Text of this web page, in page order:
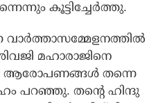
കൂട്ടിച്ചേർത്തു.
വാർത്താസമ്മേളനത്തിൽ
മഹാരാജിനെ
ആരോപണങ്ങൾ തന്നെ
പറഞ്ഞു. തന്റെ ഹിന്ദു